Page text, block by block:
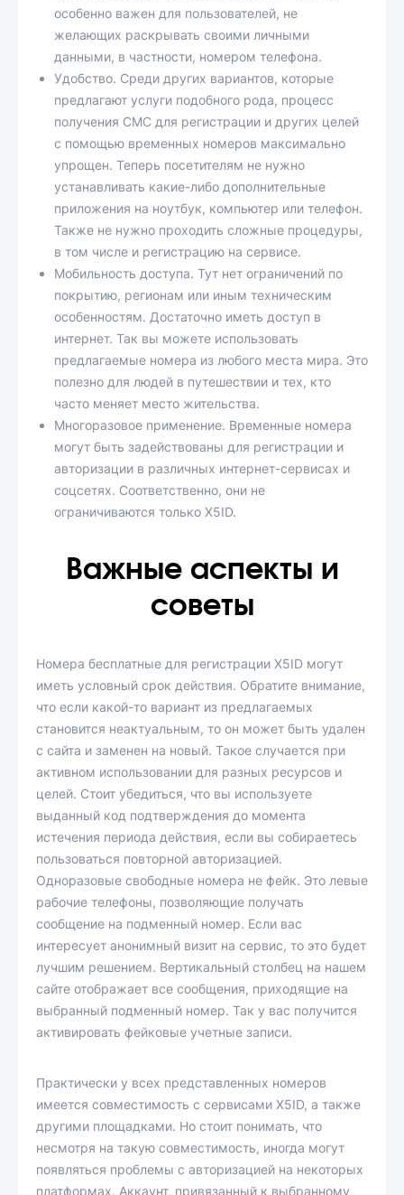
особенно важен для пользователей, не
желающих раскрывать своими личными
данными, в частности, номером телефона.
Удобство. Среди других вариантов, которые
предлагают услуги подобного рода, процесс
получения СМС для регистрации и других целей
с помощью временных номеров максимально
упрощен. Теперь посетителям не нужно
устанавливать какие-либо дополнительные
приложения на ноутбук, компьютер или телефон.
Также не нужно проходить сложные процедуры,
в том числе и регистрацию на сервисе.
Мобильность доступа. Тут нет ограничений по
покрытию, регионам или иным техническим
особенностям. Достаточно иметь доступ в
интернет. Так вы можете использовать
предлагаемые номера из любого места мира. Это
полезно для людей в путешествии и тех, кто
часто меняет место жительства.
Многоразовое применение. Временные номера
могут быть задействованы для регистрации и
авторизации в различных интернет-сервисах и
соцсетях. Соответственно, они не
ограничиваются только X5ID.
Важные аспекты и
советы
Номера бесплатные для регистрации X5ID могут
иметь условный срок действия. Обратите внимание,
что если какой-то вариант из предлагаемых
становится неактуальным, то он может быть удален
с сайта и заменен на новый. Такое случается при
активном использовании для разных ресурсов и
целей. Стоит убедиться, что вы используете
выданный код подтверждения до момента
истечения периода действия, если вы собираетесь
пользоваться повторной авторизацией.
Одноразовые свободные номера не фейк. Это левые
рабочие телефоны, позволяющие получать
сообщение на подменный номер. Если вас
интересует анонимный визит на сервис, то это будет
лучшим решением. Вертикальный столбец на нашем
сайте отображает все сообщения, приходящие на
выбранный подменный номер. Так у вас получится
активировать фейковые учетные записи.
Практически у всех представленных номеров
имеется совместимость с сервисами X5ID, а также
другими площадками. Но стоит понимать, что
несмотря на такую совместимость, иногда могут
появляться проблемы с авторизацией на некоторых
платформах. Аккаунт, привязанный к выбранному